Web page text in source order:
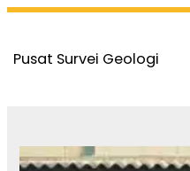
Skip
content
Pusat Survei Geologi